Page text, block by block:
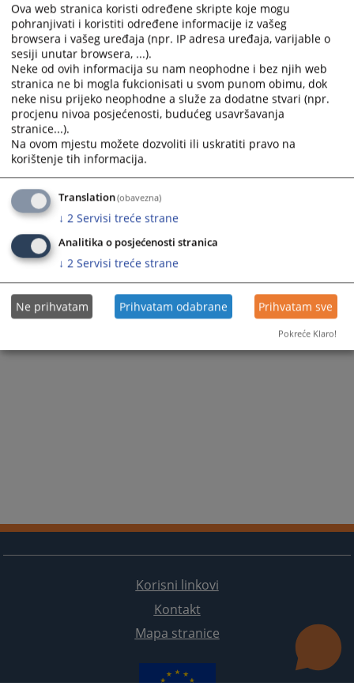
Zakon o VSTV-u BiH - Integralni tekst
Prikazana vijest je na: Bosanski jezik
Vijest dostupna još na: English language
Prateći dokumenti
Zakon o VSTV - Integralni tekst-zaključno sa SG BiH br.
50 od 2024-objavljen 23.7.2024.g.
35737
Korisni linkovi
Kontakt
Mapa stranice
Ova web stranica koristi određene skripte koje mogu
pohranjivati i koristiti određene informacije iz vašeg
browsera i vašeg uređaja (npr. IP adresa uređaja, varijable o
sesiji unutar browsera, ...).
Neke od ovih informacija su nam neophodne i bez njih web
stranica ne bi mogla fukcionisati u svom punom obimu, dok
neke nisu prijeko neophodne a služe za dodatne stvari (npr.
procjenu nivoa posjećenosti, budućeg usavršavanja
stranice...).
Na ovom mjestu možete dozvoliti ili uskratiti pravo na
korištenje tih informacija.
Translation(obavezna)
↓ 2 Servisi treće strane
Analitika o posjećenosti stranica
↓ 2 Servisi treće strane
Ne prihvatam Prihvatam odabrane Prihvatam sve
Pokreće Klaro!